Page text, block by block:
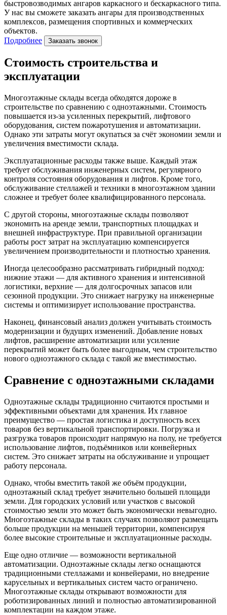
быстровозводимых ангаров каркасного и бескаркасного типа.
У нас вы сможете заказать ангары для производственных
комплексов, размещения спортивных и коммерческих
объектов.
Подробнее
Заказать звонок
Стоимость строительства и
эксплуатации
Многоэтажные склады всегда обходятся дороже в
строительстве по сравнению с одноэтажными. Стоимость
повышается из-за усиленных перекрытий, лифтового
оборудования, систем пожаротушения и автоматизации.
Однако эти затраты могут окупаться за счёт экономии земли и
увеличения вместимости склада.
Эксплуатационные расходы также выше. Каждый этаж
требует обслуживания инженерных систем, регулярного
контроля состояния оборудования и лифтов. Кроме того,
обслуживание стеллажей и техники в многоэтажном здании
сложнее и требует более квалифицированного персонала.
С другой стороны, многоэтажные склады позволяют
экономить на аренде земли, транспортных площадках и
внешней инфраструктуре. При правильной организации
работы рост затрат на эксплуатацию компенсируется
увеличением производительности и плотностью хранения.
Иногда целесообразно рассматривать гибридный подход:
нижние этажи — для активного хранения и интенсивной
логистики, верхние — для долгосрочных запасов или
сезонной продукции. Это снижает нагрузку на инженерные
системы и оптимизирует использование пространства.
Наконец, финансовый анализ должен учитывать стоимость
модернизации и будущих изменений. Добавление новых
лифтов, расширение автоматизации или усиление
перекрытий может быть более выгодным, чем строительство
нового одноэтажного склада с такой же вместимостью.
Сравнение с одноэтажными складами
Одноэтажные склады традиционно считаются простыми и
эффективными объектами для хранения. Их главное
преимущество — простая логистика и доступность всех
товаров без вертикальной транспортировки. Погрузка и
разгрузка товаров происходит напрямую на полу, не требуется
использование лифтов, подъёмников или конвейерных
систем. Это снижает затраты на обслуживание и упрощает
работу персонала.
Однако, чтобы вместить такой же объём продукции,
одноэтажный склад требует значительно большей площади
земли. Для городских условий или участков с высокой
стоимостью земли это может быть экономически невыгодно.
Многоэтажные склады в таких случаях позволяют размещать
больше продукции на меньшей территории, компенсируя
более высокие строительные и эксплуатационные расходы.
Еще одно отличие — возможности вертикальной
автоматизации. Одноэтажные склады легко оснащаются
традиционными стеллажами и конвейерами, но внедрение
карусельных и вертикальных систем часто ограничено.
Многоэтажные склады открывают возможности для
роботизированных линий и полностью автоматизированной
комплектации на каждом этаже.